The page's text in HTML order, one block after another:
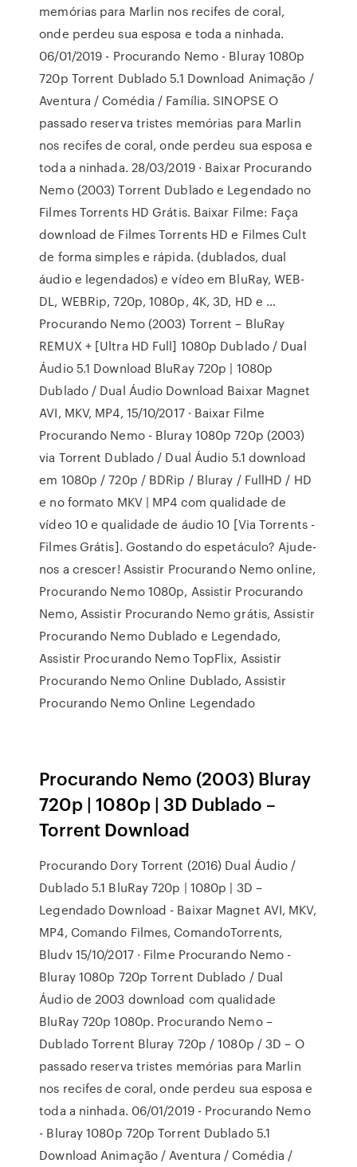
memórias para Marlin nos recifes de coral,
onde perdeu sua esposa e toda a ninhada.
06/01/2019 - Procurando Nemo - Bluray 1080p
720p Torrent Dublado 5.1 Download Animação /
Aventura / Comédia / Família. SINOPSE O
passado reserva tristes memórias para Marlin
nos recifes de coral, onde perdeu sua esposa e
toda a ninhada. 28/03/2019 · Baixar Procurando
Nemo (2003) Torrent Dublado e Legendado no
Filmes Torrents HD Grátis. Baixar Filme: Faça
download de Filmes Torrents HD e Filmes Cult
de forma simples e rápida. (dublados, dual
áudio e legendados) e vídeo em BluRay, WEB-
DL, WEBRip, 720p, 1080p, 4K, 3D, HD e …
Procurando Nemo (2003) Torrent – BluRay
REMUX + [Ultra HD Full] 1080p Dublado / Dual
Áudio 5.1 Download BluRay 720p | 1080p
Dublado / Dual Áudio Download Baixar Magnet
AVI, MKV, MP4, 15/10/2017 · Baixar Filme
Procurando Nemo - Bluray 1080p 720p (2003)
via Torrent Dublado / Dual Áudio 5.1 download
em 1080p / 720p / BDRip / Bluray / FullHD / HD
e no formato MKV | MP4 com qualidade de
vídeo 10 e qualidade de áudio 10 [Via Torrents -
Filmes Grátis]. Gostando do espetáculo? Ajude-
nos a crescer! Assistir Procurando Nemo online,
Procurando Nemo 1080p, Assistir Procurando
Nemo, Assistir Procurando Nemo grátis, Assistir
Procurando Nemo Dublado e Legendado,
Assistir Procurando Nemo TopFlix, Assistir
Procurando Nemo Online Dublado, Assistir
Procurando Nemo Online Legendado
Procurando Nemo (2003) Bluray
720p | 1080p | 3D Dublado –
Torrent Download
Procurando Dory Torrent (2016) Dual Áudio /
Dublado 5.1 BluRay 720p | 1080p | 3D –
Legendado Download - Baixar Magnet AVI, MKV,
MP4, Comando Filmes, ComandoTorrents,
Bludv 15/10/2017 · Filme Procurando Nemo -
Bluray 1080p 720p Torrent Dublado / Dual
Áudio de 2003 download com qualidade
BluRay 720p 1080p. Procurando Nemo –
Dublado Torrent Bluray 720p / 1080p / 3D – O
passado reserva tristes memórias para Marlin
nos recifes de coral, onde perdeu sua esposa e
toda a ninhada. 06/01/2019 - Procurando Nemo
- Bluray 1080p 720p Torrent Dublado 5.1
Download Animação / Aventura / Comédia /